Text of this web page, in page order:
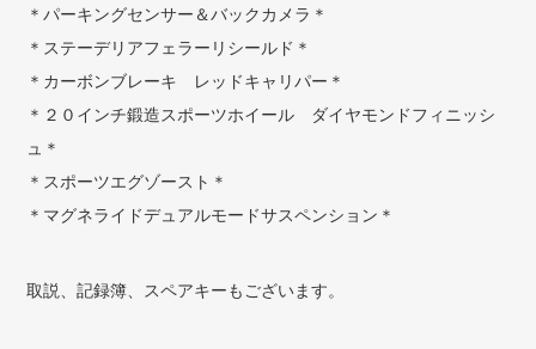
＊パーキングセンサー＆バックカメラ＊
＊ステーデリアフェラーリシールド＊
＊カーボンブレーキ レッドキャリパー＊
＊２０インチ鍛造スポーツホイール ダイヤモンドフィニッシ
ュ＊
＊スポーツエグゾースト＊
＊マグネライドデュアルモードサスペンション＊
取説、記録簿、スペアキーもございます。